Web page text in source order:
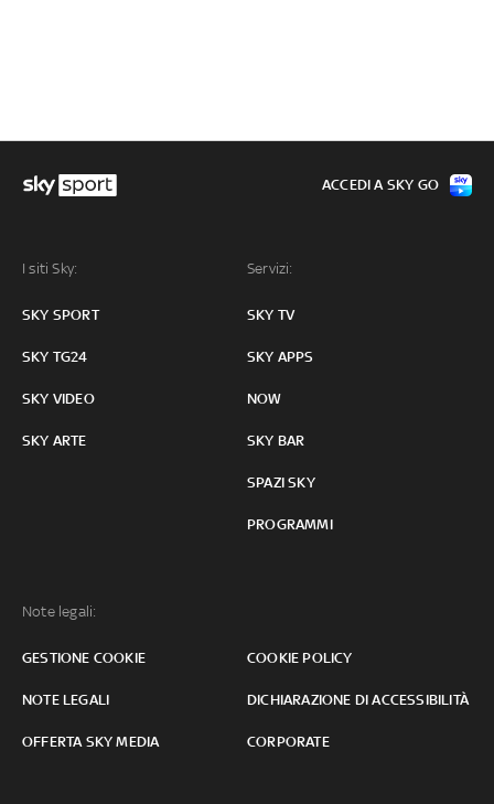
I siti Sky:
SKY SPORT
SKY TG24
SKY VIDEO
SKY ARTE
Servizi:
SKY TV
SKY APPS
NOW
SKY BAR
SPAZI SKY
PROGRAMMI
Note legali:
GESTIONE COOKIE COOKIE POLICY
NOTE LEGALI DICHIARAZIONE DI ACCESSIBILITÀ
OFFERTA SKY MEDIA CORPORATE
ACCEDI A SKY GO